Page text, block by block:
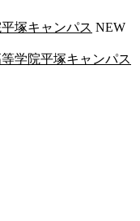
塚キャンパス NEW
学院平塚キャンパス